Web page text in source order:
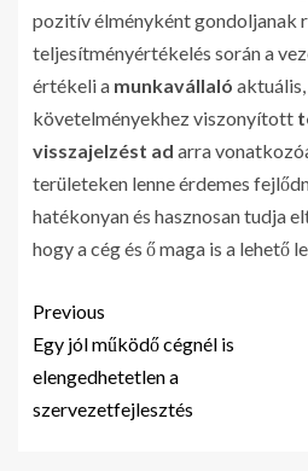
pozitív élményként gondoljanak
teljesítményértékelés során a
értékeli a munkavállaló
követelményekhez viszonyított
visszajelzést ad arra
területeken lenne érdemes
hatékonyan és hasznosan tudja
hogy a cég és ő maga is a lehető
Previous
Egy jól működő cégnél is
elengedhetetlen a
szervezetfejlesztés